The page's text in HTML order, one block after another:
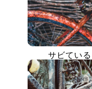
サビている